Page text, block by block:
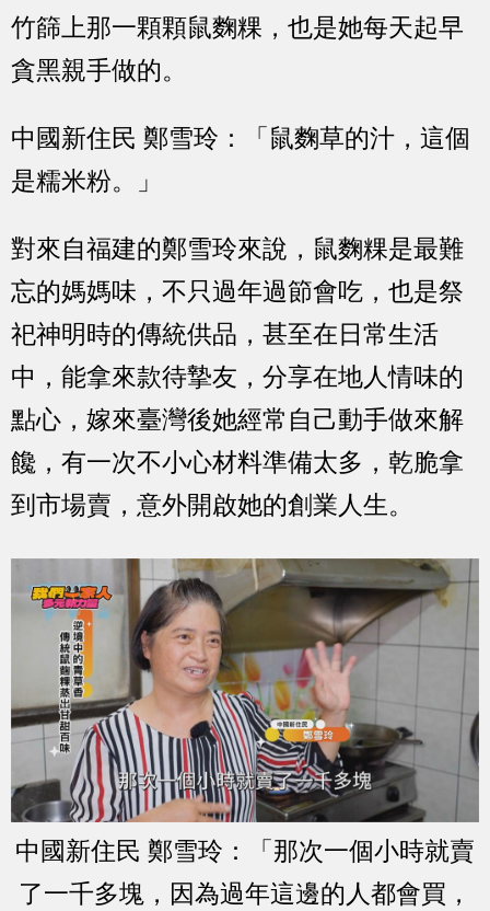
竹篩上那一顆顆鼠麴粿，也是她每天起早
貪黑親手做的。
中國新住民 鄭雪玲：「鼠麴草的汁，這個
是糯米粉。」
對來自福建的鄭雪玲來說，鼠麴粿是最難
忘的媽媽味，不只過年過節會吃，也是祭
祀神明時的傳統供品，甚至在日常生活
中，能拿來款待摯友，分享在地人情味的
點心，嫁來臺灣後她經常自己動手做來解
饞，有一次不小心材料準備太多，乾脆拿
到市場賣，意外開啟她的創業人生。
中國新住民 鄭雪玲：「那次一個小時就賣
了一千多塊，因為過年這邊的人都會買，